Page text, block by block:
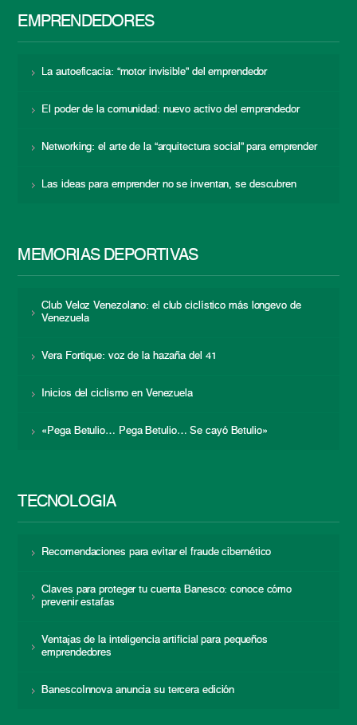
EMPRENDEDORES
La autoeficacia: “motor invisible” del emprendedor
El poder de la comunidad: nuevo activo del emprendedor
Networking: el arte de la “arquitectura social” para emprender
Las ideas para emprender no se inventan, se descubren
MEMORIAS DEPORTIVAS
Club Veloz Venezolano: el club ciclístico más longevo de
Venezuela
Vera Fortique: voz de la hazaña del 41
Inicios del ciclismo en Venezuela
«Pega Betulio… Pega Betulio… Se cayó Betulio»
TECNOLOGÍA
Recomendaciones para evitar el fraude cibernético
Claves para proteger tu cuenta Banesco: conoce cómo
prevenir estafas
Ventajas de la inteligencia artificial para pequeños
emprendedores
BanescoInnova anuncia su tercera edición